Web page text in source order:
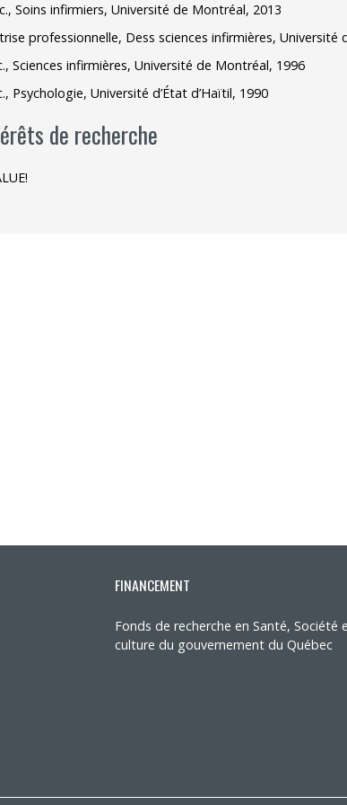
Outils
Archives
Soins infirmiers, Université de Montréal, 2013
professionnelle, Dess sciences infirmières, Université
Sciences infirmières, Université de Montréal, 1996
Psychologie, Université d’État d’Haïtil, 1990
de recherche
FINANCEMENT
Fonds de recherche en Santé, Société
culture du gouvernement du Québec